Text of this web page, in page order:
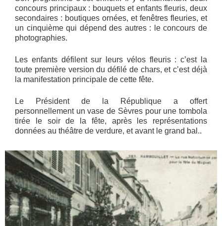
concours principaux : bouquets et enfants fleuris, deux
secondaires : boutiques ornées, et fenêtres fleuries, et
un cinquième qui dépend des autres : le concours de
photographies.
Les enfants défilent sur leurs vélos fleuris : c’est la
toute première version du défilé de chars, et c’est déjà
la manifestation principale de cette fête.
Le Président de la République a offert
personnellement un vase de Sèvres pour une tombola
tirée le soir de la fête, après les représentations
données au théâtre de verdure, et avant le grand bal..